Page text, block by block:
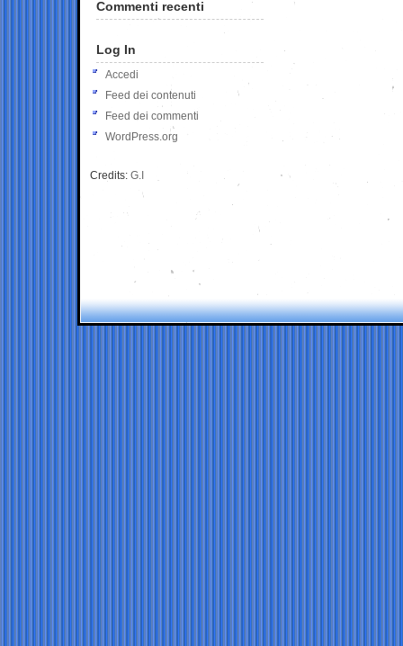
Commenti recenti
Log In
Accedi
Feed dei contenuti
Feed dei commenti
WordPress.org
Credits: G.I